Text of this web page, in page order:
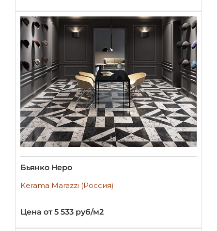
Бьянко Неро
Kerama Marazzi (Россия)
Цена от 5 533 руб/м2